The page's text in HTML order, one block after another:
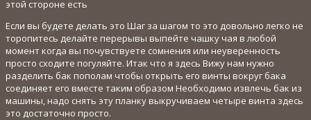
этой стороне есть
Если вы будете делать это Шаг за шагом то это довольно легко не
торопитесь делайте перерывы выпейте чашку чая в любой
момент когда вы почувствуете сомнения или неуверенность
просто сходите погуляйте. Итак что я здесь Вижу нам нужно
разделить бак пополам чтобы открыть его винты вокруг бака
соединяет его вместе таким образом Необходимо извлечь бак из
машины, надо снять эту планку выкручиваем четыре винта здесь
это достаточно просто.